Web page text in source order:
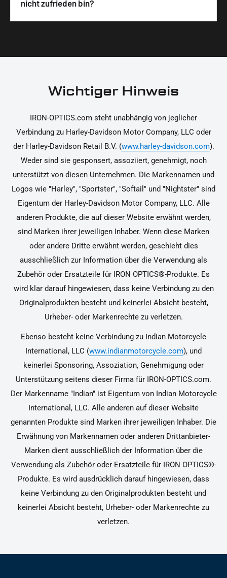
unterstützen dich dabei, die Teile sicher und
korrekt an deinem Motorrad zu installieren.
nicht zufrieden bin?
Ja, du kannst die Teile innerhalb von 14 Tagen
Rücksendung findest du in unseren
Wichtiger Hinweis
IRON-OPTICS.com steht unabhängig von jeglicher
Verbindung zu Harley-Davidson Motor Company, LLC oder
der Harley-Davidson Retail B.V. (www.harley-davidson.com).
Weder sind sie gesponsert, assoziiert, genehmigt, noch
unterstützt von diesen Unternehmen. Die Markennamen und
Logos wie "Harley", "Sportster", "Softail" und "Nightster" sind
Eigentum der Harley-Davidson Motor Company, LLC. Alle
anderen Produkte, die auf dieser Website erwähnt werden,
sind Marken ihrer jeweiligen Inhaber. Wenn diese Marken
oder andere Dritte erwähnt werden, geschieht dies
ausschließlich zur Information über die Verwendung als
Zubehör oder Ersatzteile für IRON OPTICS®-Produkte. Es
wird klar darauf hingewiesen, dass keine Verbindung zu den
Originalprodukten besteht und keinerlei Absicht besteht,
Urheber- oder Markenrechte zu verletzen.
Ebenso besteht keine Verbindung zu Indian Motorcycle
International, LLC (www.indianmotorcycle.com), und
keinerlei Sponsoring, Assoziation, Genehmigung oder
Unterstützung seitens dieser Firma für IRON-OPTICS.com.
Der Markenname "Indian" ist Eigentum von Indian Motorcycle
International, LLC. Alle anderen auf dieser Website
genannten Produkte sind Marken ihrer jeweiligen Inhaber. Die
Erwähnung von Markennamen oder anderen Drittanbieter-
Marken dient ausschließlich der Information über die
Verwendung als Zubehör oder Ersatzteile für IRON OPTICS®-
Produkte. Es wird ausdrücklich darauf hingewiesen, dass
keine Verbindung zu den Originalprodukten besteht und
keinerlei Absicht besteht, Urheber- oder Markenrechte zu
verletzen.